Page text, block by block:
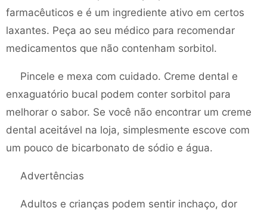
farmacêuticos e é um ingrediente ativo em certos
laxantes. Peça ao seu médico para recomendar
medicamentos que não contenham sorbitol.
Pincele e mexa com cuidado. Creme dental e
enxaguatório bucal podem conter sorbitol para
melhorar o sabor. Se você não encontrar um creme
dental aceitável na loja, simplesmente escove com
um pouco de bicarbonato de sódio e água.
Advertências
Adultos e crianças podem sentir inchaço, dor